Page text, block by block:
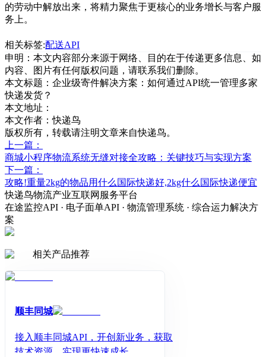
的劳动中解放出来，将精力聚焦于更核心的业务增长与客户服
务上。
相关标签:配送API
申明：本文内容部分来源于网络、目的在于传递更多信息、如
内容、图片有任何版权问题，请联系我们删除。
本文标题： 企业级寄件解决方案：如何通过API统一管理多家
快递发货？
本文地址：
本文作者：快递鸟
版权所有，转载请注明文章来自快递鸟。
上一篇：
商城小程序物流系统无缝对接全攻略：关键技巧与实现方案
下一篇：
攻略!重量2kg的物品用什么国际快递好,2kg什么国际快递便宜
快递鸟物流产业互联网服务平台
在途监控API · 电子面单API · 物流管理系统 · 综合运力解决方
案
相关产品推荐
顺丰同城
接入顺丰同城API，开创新业务，获取
技术资源，实现更快速成长